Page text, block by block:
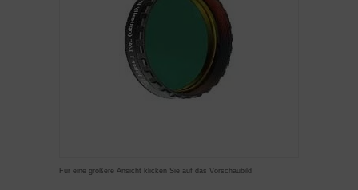
Für eine größere Ansicht klicken Sie auf das Vorschaubild